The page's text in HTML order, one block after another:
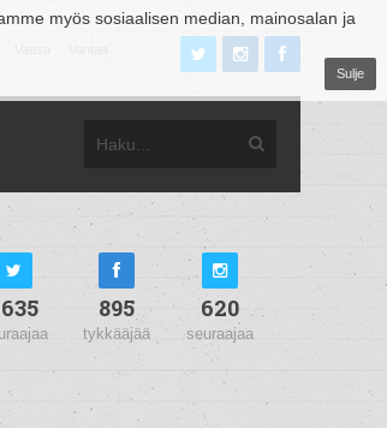
myös sosiaalisen median, mainosalan ja
Sulje
895
tykkääjää
620
seuraajaa